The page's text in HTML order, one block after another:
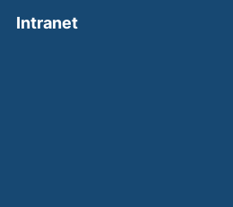
Intranet(external link,